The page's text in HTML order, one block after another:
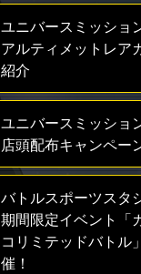
ユニバースミッショ
アルティメットレア
紹介
ユニバースミッショ
店頭配布キャンペー
バトルスポーツスタ
期間限定イベント「
コリミテッドバトル
催！